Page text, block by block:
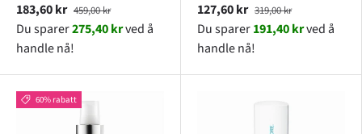
183,60 kr 459,00 kr
Du sparer275,40 krved å
handle nå!
127,60 kr 319,00 kr
Du sparer191,40 krved å
handle nå!
60% rabatt